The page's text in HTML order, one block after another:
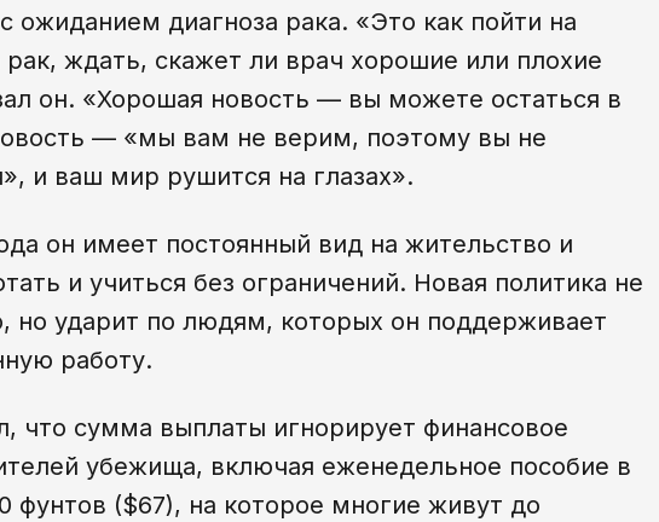
ожиданием диагноза рака. «Это как пойти на
рак, ждать, скажет ли врач хорошие или плохие
он. «Хорошая новость — вы можете остаться в
— «мы вам не верим, поэтому вы не
и ваш мир рушится на глазах».
он имеет постоянный вид на жительство и
и учиться без ограничений. Новая политика не
но ударит по людям, которых он поддерживает
работу.
что сумма выплаты игнорирует финансовое
убежища, включая еженедельное пособие в
фунтов ($67), на которое многие живут до